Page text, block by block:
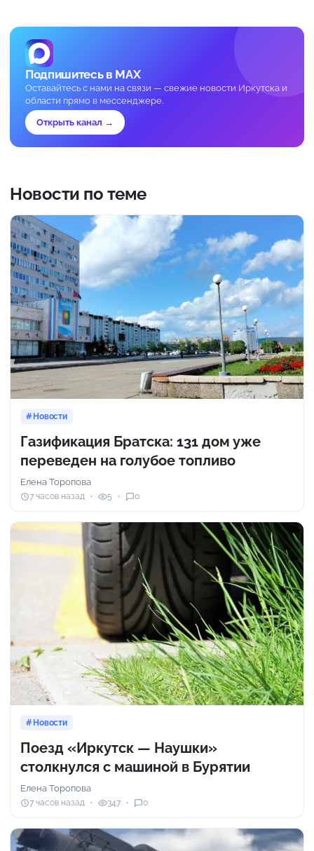
Подпишитесь в MAX
Оставайтесь с нами на связи — свежие новости Иркутска и
области прямо в мессенджере.
Открыть канал →
Новости по теме
Новости
Газификация Братска: 131 дом уже
переведен на голубое топливо
Елена Торопова
7 часов назад 5 0
Новости
Поезд «Иркутск — Наушки»
столкнулся с машиной в Бурятии
Елена Торопова
7 часов назад 347 0